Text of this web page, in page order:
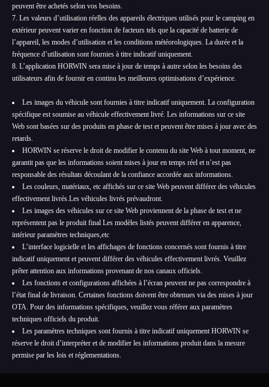
peuvent être achetés selon vos besoins.
7. Les valeurs d’utilisation réelles des appareils électriques utilisés pour le camping en
extérieur peuvent varier en fonction de facteurs tels que la capacité de batterie de
l’appareil, les modes d’utilisation et les conditions météorologiques. La durée et la
fréquence d’utilisation sont fournies à titre indicatif uniquement.
8. L’application HORWIN sera mise à jour de temps à autre selon les besoins des
utilisateurs afin de fournir en continu les meilleures optimisations d’expérience.
Les images du véhicule sont fournies à titre indicatif uniquement. La configuration
spécifique est soumise au véhicule effectivement livré. Les informations sur ce site
Web sont basées sur des produits en phase de test et peuvent être mises à jour avec des
retards.
HORWIN se réserve le droit de modifier le contenu du site Web à tout moment, ne
garantit pas que les informations soient mises à jour en temps réel et n’est pas
responsable des résultats découlant de la confiance accordée aux informations.
Les couleurs, matériaux, etc affichés sur ce site Web peuvent différer des véhicules
effectivement livrés.Les véhicules livrés prévaudront.
Les images des véhicules sur ce site Web proviennent de la phase de test et ne
représentent pas le produit final Les modèles listés peuvent différer en apparence,
intérieur paramètres techniques,etc
L’interface logicielle et les affichages de fonctions concernés sont fournis à titre
indicatif uniquement et peuvent différer des véhicules effectivement livrés. Veuillez
prêter attention aux informations provenant de nos canaux officiels.
Les fonctions et configurations affichées à l’écran peuvent ne pas correspondre à
l’état final de livraison. Certaines fonctions doivent être obtenues via des mises à jour
OTA. Pour des informations spécifiques, veuillez vous référer aux paramètres
techniques officiels du produit.
Les paramètres techniques sont fournis à titre indicatif uniquement HORWIN se
réserve le droit d’interpréter et de modifier les informations produit dans la mesure
permise par les lois et réglementations.